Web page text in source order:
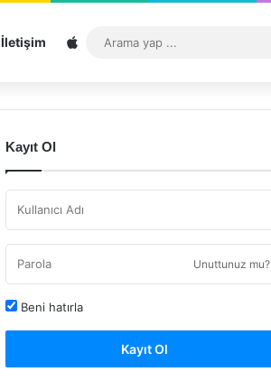
İletişim Sitemap
Kayıt Ol
Unuttunuz mu?
Beni hatırla
Kayıt Ol